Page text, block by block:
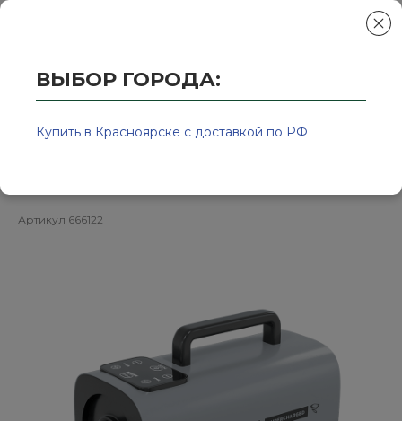
Колор-Авто - магазин лакокрасочной продукции и
Турбосушка ОБДУВКА одна-
Артикул 666122
ВЫБОР ГОРОДА:
Купить в Красноярске с доставкой по РФ